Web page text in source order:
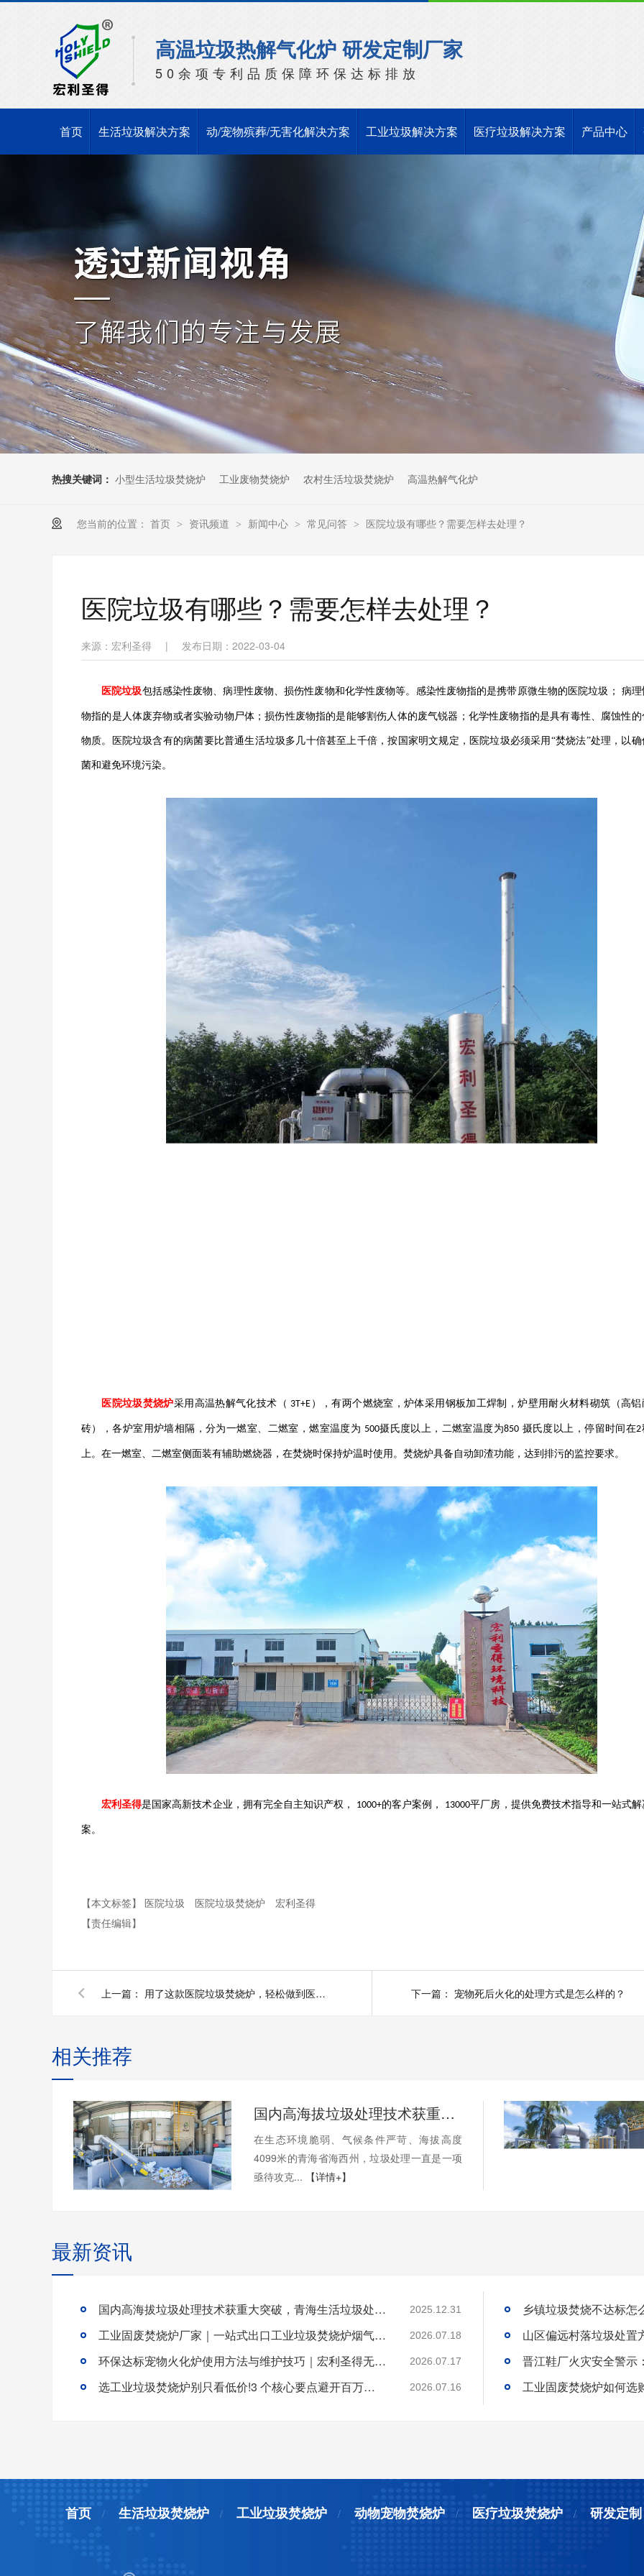
高温垃圾热解气化炉 研发定制厂家
50余项专利品质保障环保达标排放
首页 生活垃圾解决方案 动/宠物殡葬/无害化解决方案 工业垃圾解决方案 医疗垃圾解决方案 产品中心
热搜关键词： 小型生活垃圾焚烧炉 工业废物焚烧炉 农村生活垃圾焚烧炉 高温热解气化炉
您当前的位置： 首页 > 资讯频道 > 新闻中心 > 常见问答 > 医院垃圾有哪些？需要怎样去处理？
医院垃圾有哪些？需要怎样去处理？
来源：宏利圣得 | 发布日期：2022-03-04
医院垃圾包括感染性废物、病理性废物、损伤性废物和化学性废物等。感染性废物指的是携带原微生物的医院垃圾； 病理
物指的是人体废弃物或者实验动物尸体；损伤性废物指的是能够割伤人体的废气锐器；化学性废物指的是具有毒性、腐蚀性的
物质。医院垃圾含有的病菌要比普通生活垃圾多几十倍甚至上千倍，按国家明文规定，医院垃圾必须采用 “焚烧法”处理，以确
菌和避免环境污染。
医院垃圾焚烧炉采用高温热解气化技术（ 3T+E ），有两个燃烧室，炉体采用钢板加工焊制，炉壁用耐火材料砌筑（高铝
砖），各炉室用炉墙相隔，分为一燃室、二燃室，燃室温度为 500摄氏度以上，二燃室温度为850 摄氏度以上，停留时间在2
上。在一燃室、二燃室侧面装有辅助燃烧器，在焚烧时保持炉温时使用。焚烧炉具备自动卸渣功能，达到排污的监控要求。
宏利圣得是国家高新技术企业，拥有完全自主知识产权， 1000+的客户案例， 13000平厂房，提供免费技术指导和一站式解
案。
【本文标签】 医院垃圾 医院垃圾焚烧炉
宏利圣得
【责任编辑】
上一篇： 用了这款医院垃圾焚烧炉，轻松做到医院垃圾日产日清 下一篇： 宠物死后火化的处理方式是怎么样的？
相关推荐
国内高海拔垃圾处理技术获重大突破，青海生活垃圾处理项目树行业新标杆
在生态环境脆弱、气候条件严苛、海拔高度
4099米的青海省海西州，垃圾处理一直是一项
亟待攻克...
【详情+】
最新资讯
国内高海拔垃圾处理技术获重大突破，青海生活垃圾处理项目树行业新标杆 2025.12.31
工业固废焚烧炉厂家｜一站式出口工业垃圾焚烧炉烟气检测环保达标 2026.07.18
环保达标宠物火化炉使用方法与维护技巧｜宏利圣得无害化火化设备科普 2026.07.17
选工业垃圾焚烧炉别只看低价!3 个核心要点避开百万损失 2026.07.16 工业固废焚烧炉如何选
首页 生活垃圾焚烧炉 工业垃圾焚烧炉 动物宠物焚烧炉 医疗垃圾焚烧炉 研发定制